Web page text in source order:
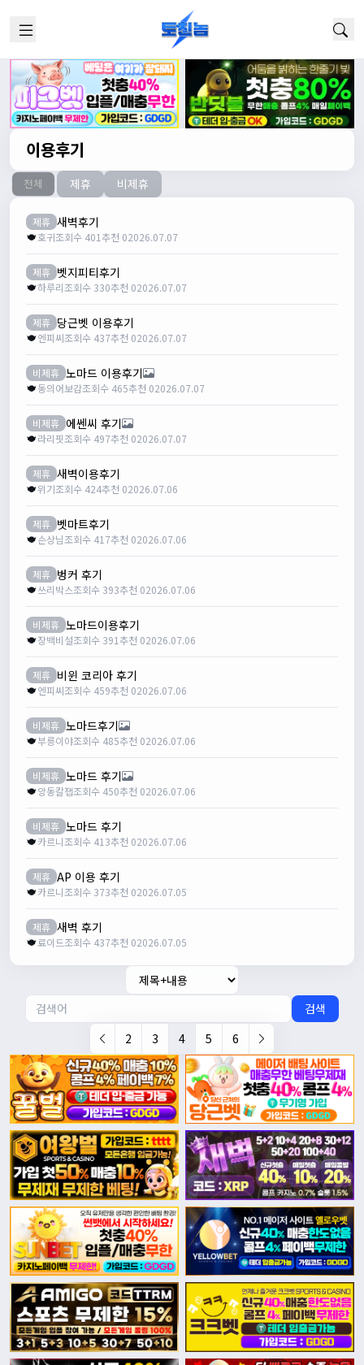
이용후기
전체 제휴 비제휴
제휴 새벽후기
호귀조회수 401추천 02026.07.07
제휴 벳지피티후기
하루리조회수 330추천 02026.07.07
제휴 당근벳 이용후기
엔피씨조회수 437추천 02026.07.07
비제휴 노마드 이용후기
동의어보감조회수 465추천 02026.07.07
비제휴 에쎈씨 후기
라리핏조회수 497추천 02026.07.07
제휴 새벽이용후기
위기조회수 424추천 02026.07.06
제휴 벳마트후기
슨상님조회수 417추천 02026.07.06
제휴 벙커 후기
쓰리박스조회수 393추천 02026.07.06
비제휴 노마드이용후기
장백비설조회수 391추천 02026.07.06
제휴 비윈 코리아 후기
엔피씨조회수 459추천 02026.07.06
비제휴 노마드후기
부릉이야조회수 485추천 02026.07.06
비제휴 노마드 후기
앙동칼잽조회수 450추천 02026.07.06
비제휴 노마드 후기
카르니조회수 413추천 02026.07.06
제휴 AP 이용 후기
카르니조회수 373추천 02026.07.05
제휴 새벽 후기
료이드조회수 437추천 02026.07.05
검색
2
3 4 5 6